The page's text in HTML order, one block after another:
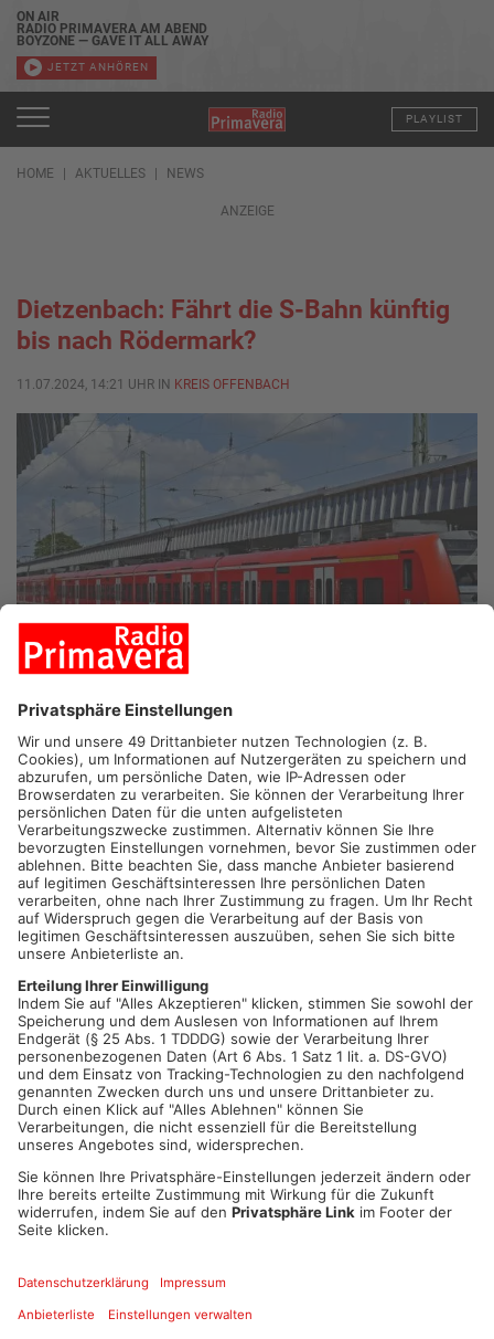
ON AIR
RADIO PRIMAVERA AM ABEND
BOYZONE — GAVE IT ALL AWAY
JETZT ANHÖREN
PLAYLIST
HOME AKTUELLES NEWS
ANZEIGE
Dietzenbach: Fährt die S-Bahn künftig
bis nach Rödermark?
11.07.2024, 14:21 UHR IN KREIS OFFENBACH
DIETZENBACH/RÖDERMARK.In Dietzenbach geht es heute
einmal mehr um eine mögliche Verlängerung der S-Bahn nach
Rödermark. Die AfD hat beantragt, dass die Stadtverordneten
sich dafür aussprechen. Forderungen, die S-Bahn nach
Rödermark-Urberach zu verlängern, gibt es bereits seit
Jahrzehnten. Vor sechs Jahren hatten die Dietzenbacher
Grünen einen ähnlichen Antrag eingereicht. Positive
Reaktionen von Seiten der Bahn gibt es bislang keine.
Artikel teilen
ANZEIGE
Mehr aus Kreis
Offenbach